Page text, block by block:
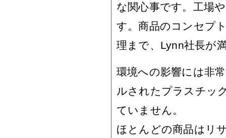
な関心事です。工場
す。商品のコンセプ
理まで、Lynn社長が
環境への影響には非
ルされたプラスチッ
ていません。
ほとんどの商品はリ